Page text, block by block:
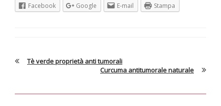
Facebook Google E-mail Stampa
Tè verde proprietà anti tumorali
Curcuma antitumorale naturale